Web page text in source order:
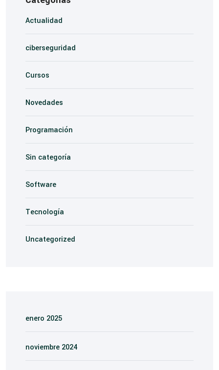
Actualidad
ciberseguridad
Cursos
Novedades
Programación
Sin categoría
Software
Tecnología
Uncategorized
enero 2025
noviembre 2024